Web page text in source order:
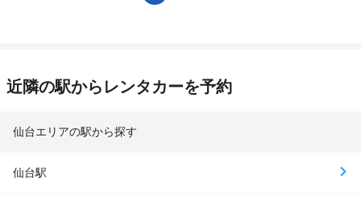
近隣の駅からレンタカーを予約
仙台エリアの駅から探す
仙台駅